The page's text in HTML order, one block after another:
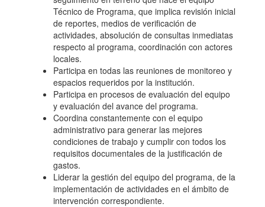
Técnico de Programa, que implica revisión inicial
de reportes, medios de verificación de
actividades, absolución de consultas inmediatas
respecto al programa, coordinación con actores
locales.
Participa en todas las reuniones de monitoreo y
espacios requeridos por la institución.
Participa en procesos de evaluación del equipo
y evaluación del avance del programa.
Coordina constantemente con el equipo
administrativo para generar las mejores
condiciones de trabajo y cumplir con todos los
requisitos documentales de la justificación de
gastos.
Liderar la gestión del equipo del programa, de la
implementación de actividades en el ámbito de
intervención correspondiente.